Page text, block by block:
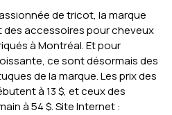
de tricot, la marque
accessoires pour cheveux
à Montréal. Et pour
ce sont désormais des
de la marque. Les prix des
à 13 $, et ceux des
à 54 $. Site Internet :